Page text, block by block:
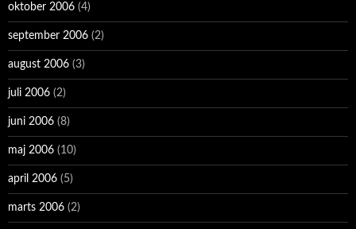
oktober 2006 (4)
september 2006 (2)
august 2006 (3)
juli 2006 (2)
juni 2006 (8)
maj 2006 (10)
april 2006 (5)
marts 2006 (2)